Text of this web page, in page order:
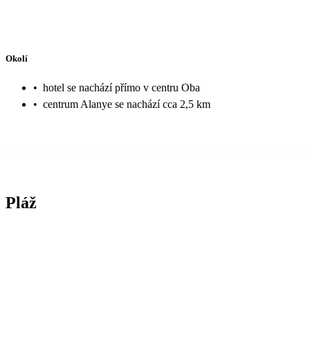
Okolí
• hotel se nachází přímo v centru Oba
• centrum Alanye se nachází cca 2,5 km
Pláž